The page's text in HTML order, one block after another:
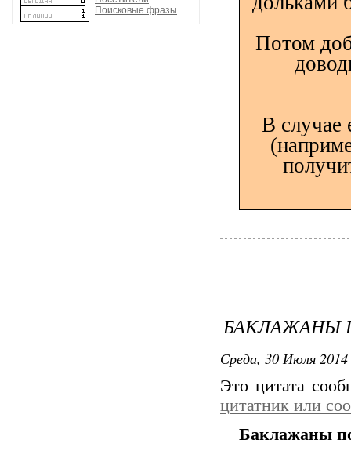
Поисковые фразы
Потом
В случае
БАКЛАЖАНЫ
Среда, 30 Июля
Это цитата
цитатник или
Баклажаны